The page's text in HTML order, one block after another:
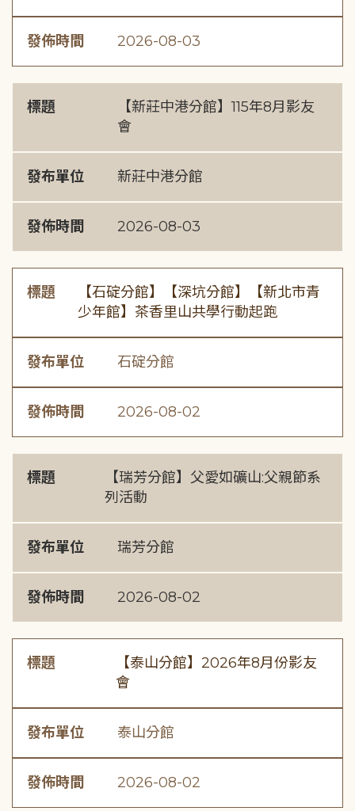
發佈時間 2026-08-03
標題
【新莊中港分館】115年8月影友
會
發布單位 新莊中港分館
發佈時間 2026-08-03
標題
【石碇分館】【深坑分館】【新北市青
少年館】茶香里山共學行動起跑
發布單位 石碇分館
發佈時間 2026-08-02
標題
【瑞芳分館】父愛如礦山:父親節系
列活動
發布單位 瑞芳分館
發佈時間 2026-08-02
標題
【泰山分館】2026年8月份影友
會
發布單位 泰山分館
發佈時間 2026-08-02